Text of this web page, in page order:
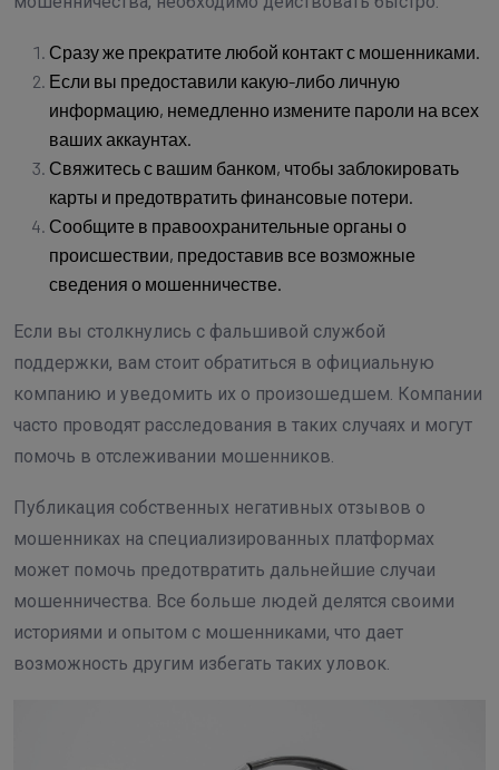
Сразу же прекратите любой контакт с мошенниками.
Если вы предоставили какую-либо личную
информацию, немедленно измените пароли на всех
ваших аккаунтах.
Свяжитесь с вашим банком, чтобы заблокировать
карты и предотвратить финансовые потери.
Сообщите в правоохранительные органы о
происшествии, предоставив все возможные
сведения о мошенничестве.
Если вы столкнулись с фальшивой службой
поддержки, вам стоит обратиться в официальную
компанию и уведомить их о произошедшем. Компании
часто проводят расследования в таких случаях и могут
помочь в отслеживании мошенников.
Публикация собственных негативных отзывов о
мошенниках на специализированных платформах
может помочь предотвратить дальнейшие случаи
мошенничества. Все больше людей делятся своими
историями и опытом с мошенниками, что дает
возможность другим избегать таких уловок.